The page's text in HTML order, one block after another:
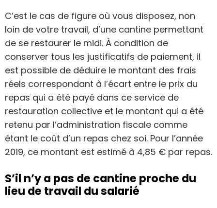
C’est le cas de figure où vous disposez, non
loin de votre travail, d’une cantine permettant
de se restaurer le midi. À condition de
conserver tous les justificatifs de paiement, il
est possible de déduire le montant des frais
réels correspondant à l’écart entre le prix du
repas qui a été payé dans ce service de
restauration collective et le montant qui a été
retenu par l’administration fiscale comme
étant le coût d’un repas chez soi. Pour l’année
2019, ce montant est estimé à 4,85 € par repas.
S’il n’y a pas de cantine proche du
lieu de travail du salarié